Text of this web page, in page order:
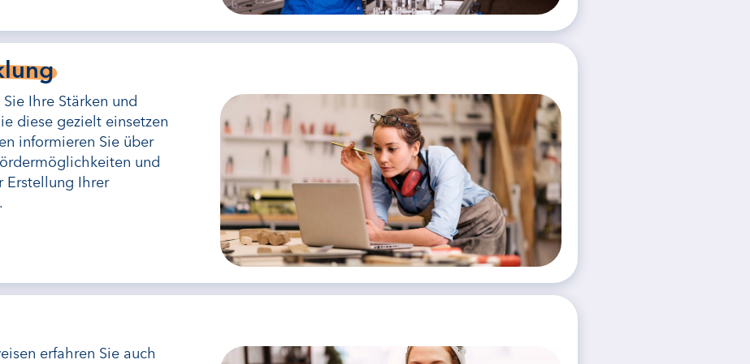
Ihre Stärken und
diese gezielt einsetzen
informieren Sie über
und
Erstellung Ihrer
erfahren Sie auch